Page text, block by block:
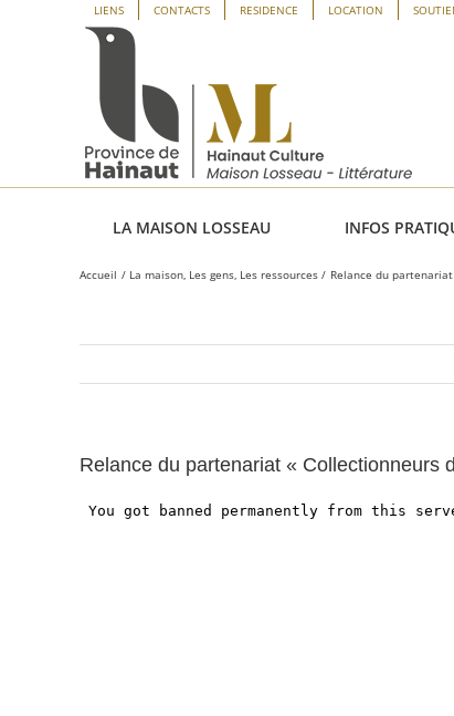
Panneau de gestion des cookies
LIENS CONTACTS RESIDENCE LOCATION
LA MAISON LOSSEAU INFOS
Accueil La maison Les gens Les ressources Relance du
Relance du partenariat « Collectionneurs